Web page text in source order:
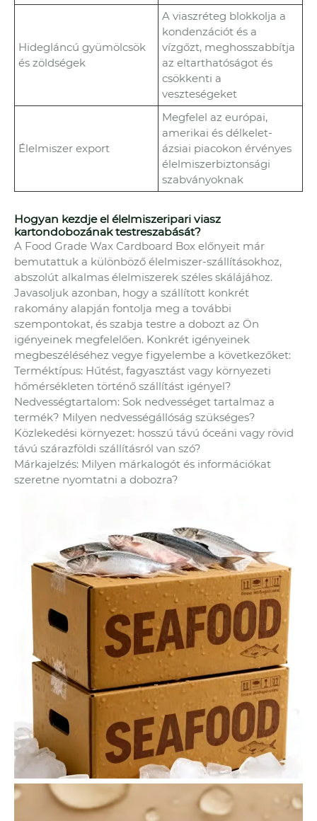
Hidegláncú gyümölcsök
és zöldségek
A viaszréteg blokkolja a
kondenzációt és a
vízgőzt, meghosszabbítja
az eltarthatóságot és
csökkenti a
veszteségeket
Élelmiszer export
Megfelel az európai,
amerikai és délkelet-
ázsiai piacokon érvényes
élelmiszerbiztonsági
szabványoknak
Hogyan kezdje el élelmiszeripari viasz
kartondobozának testreszabását?
A Food Grade Wax Cardboard Box előnyeit már
bemutattuk a különböző élelmiszer-szállításokhoz,
abszolút alkalmas élelmiszerek széles skálájához.
Javasoljuk azonban, hogy a szállított konkrét
rakomány alapján fontolja meg a további
szempontokat, és szabja testre a dobozt az Ön
igényeinek megfelelően. Konkrét igényeinek
megbeszéléséhez vegye figyelembe a következőket:
Terméktípus: Hűtést, fagyasztást vagy környezeti
hőmérsékleten történő szállítást igényel?
Nedvességtartalom: Sok nedvességet tartalmaz a
termék? Milyen nedvességállóság szükséges?
Közlekedési környezet: hosszú távú óceáni vagy rövid
távú szárazföldi szállításról van szó?
Márkajelzés: Milyen márkalogót és információkat
szeretne nyomtatni a dobozra?